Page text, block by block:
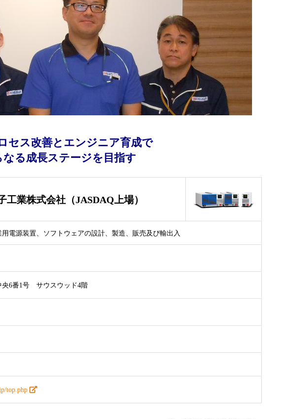
セス改善とエンジニア育成で
なる成長ステージを目指す
工業株式会社（JASDAQ上場）
電源装置、ソフトウェアの設計、製造、販売及び輸出入
央6番1号 サウスウッド4階
top.php